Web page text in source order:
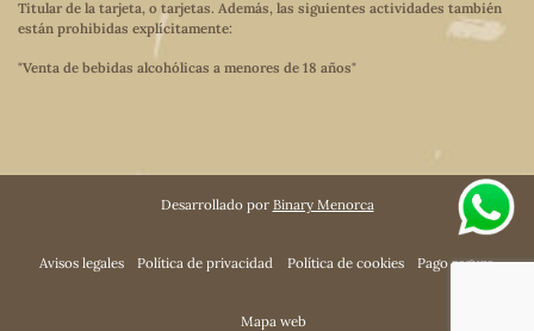
Titular de la tarjeta, o tarjetas. Además, las siguientes actividades también
están prohibidas explícitamente:
"Venta de bebidas alcohólicas a menores de 18 años"
Desarrollado por Binary Menorca
Avisos legales Política de privacidad Política de cookies Pago seguro
Mapa web